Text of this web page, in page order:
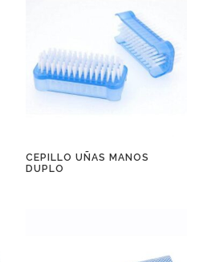
CEPILLO UÑAS MANOS
DUPLO